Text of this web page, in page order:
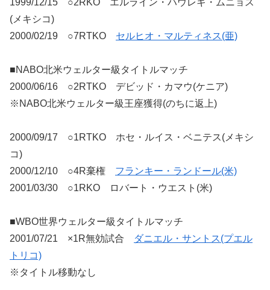
1999/12/15 ○2RKO エルライン・ハウレギ・ムニョス
(メキシコ)
2000/02/19 ○7RTKO セルヒオ・マルティネス(亜)
■NABO北米ウェルター級タイトルマッチ
2000/06/16 ○2RTKO デビッド・カマウ(ケニア)
※NABO北米ウェルター級王座獲得(のちに返上)
2000/09/17 ○1RTKO ホセ・ルイス・ベニテス(メキシ
コ)
2000/12/10 ○4R棄権 フランキー・ランドール(米)
2001/03/30 ○1RKO ロバート・ウエスト(米)
■WBO世界ウェルター級タイトルマッチ
2001/07/21 ×1R無効試合
ダニエル・サントス(プエル
トリコ)
※タイトル移動なし